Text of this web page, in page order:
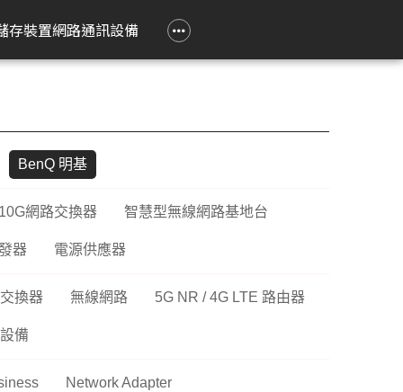
企業大宗採購專區企業禮贈品採購專區
碳粉匣
鼓組件
黑白雷射印表機
黑白多功能印表機
ASUS 華碩
HP 惠普
Air
Pro
Swift Go
Nitro Lite
Swift Lite
Aspire Lite
用投影機
程投影機
教育投影機
旗艦雷射
攜帶投影
條碼標籤機
條碼掃瞄器
影像繪圖機
廣告大圖輸出機
DesignJet
工作用螢幕
家用螢幕
電競用螢幕
存裝置
SSD 固態硬碟
網路通訊設備
無線網狀路由器
無線分享器
無線網卡
商用網路通訊設備
BenQ 明基
10G網路交換器 智慧型無線網路基地台
器 電源供應器
換器 無線網路 5G NR / 4G LTE 路由器
備
Network Adapter